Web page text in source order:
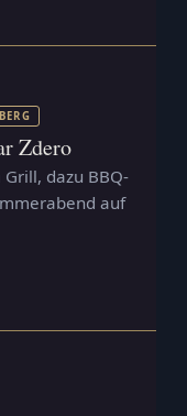
Zdero
dazu BBQ-
auf